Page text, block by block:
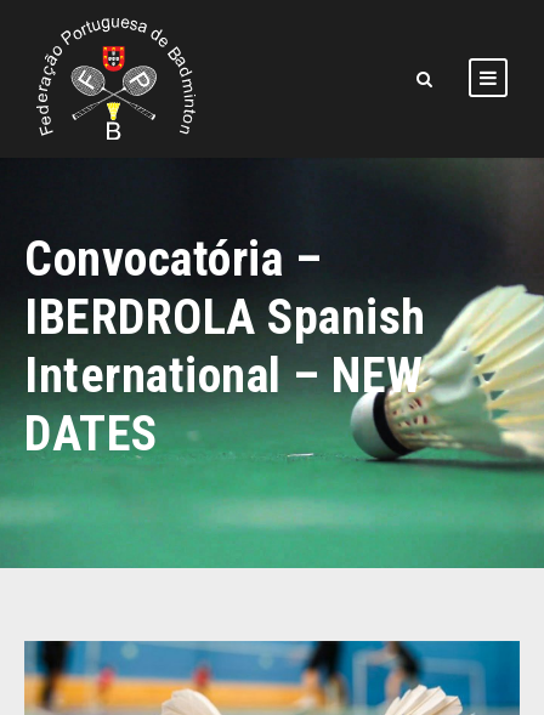
Convocatória –
IBERDROLA Spanish
International – NEW
DATES